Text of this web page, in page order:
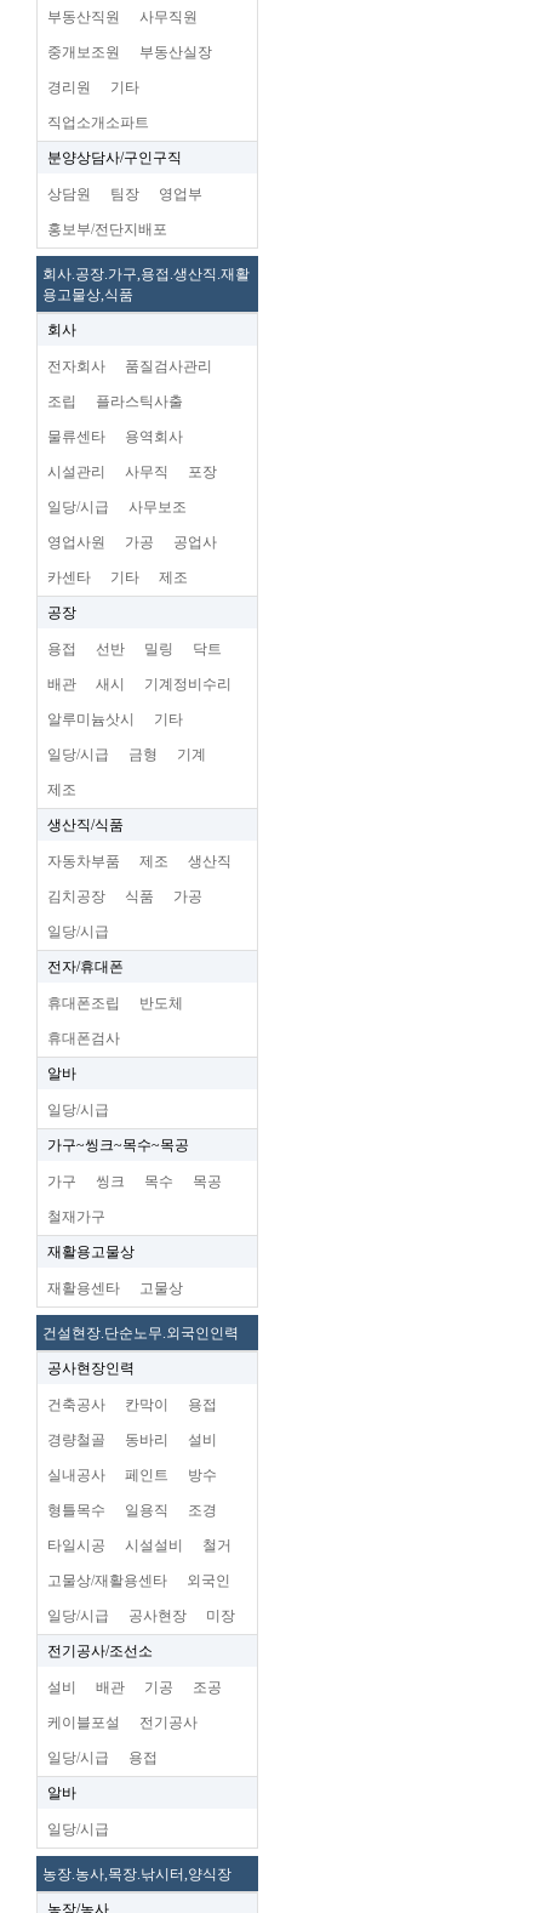
부동산직원 사무직원
중개보조원 부동산실장
경리원 기타
직업소개소파트
분양상담사/구인구직
상담원 팀장 영업부
홍보부/전단지배포
회사.공장.가구,용접.생산직.재활
용고물상,식품
회사
전자회사 품질검사관리
조립 플라스틱사출
물류센타 용역회사
시설관리 사무직 포장
일당/시급 사무보조
영업사원 가공 공업사
카센타 기타 제조
공장
용접 선반 밀링 닥트
배관 새시 기계정비수리
알루미늄삿시 기타
일당/시급 금형 기계
제조
생산직/식품
자동차부품 제조 생산직
김치공장 식품 가공
일당/시급
전자/휴대폰
휴대폰조립 반도체
휴대폰검사
알바
일당/시급
가구~씽크~목수~목공
가구 씽크 목수 목공
철재가구
재활용고물상
재활용센타 고물상
건설현장.단순노무.외국인인력
공사현장인력
건축공사 칸막이 용접
경량철골 동바리 설비
실내공사 페인트 방수
형틀목수 일용직 조경
타일시공 시설설비 철거
고물상/재활용센타 외국인
일당/시급 공사현장 미장
전기공사/조선소
설비 배관 기공 조공
케이블포설 전기공사
일당/시급 용접
알바
일당/시급
농장.농사,목장.낚시터,양식장
농장/농사